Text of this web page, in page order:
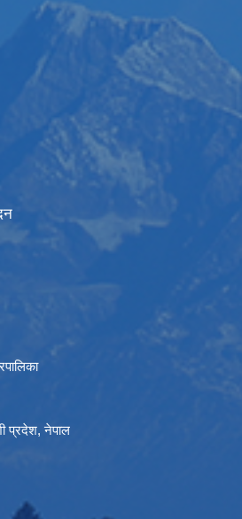
प्रदेश, नेपाल